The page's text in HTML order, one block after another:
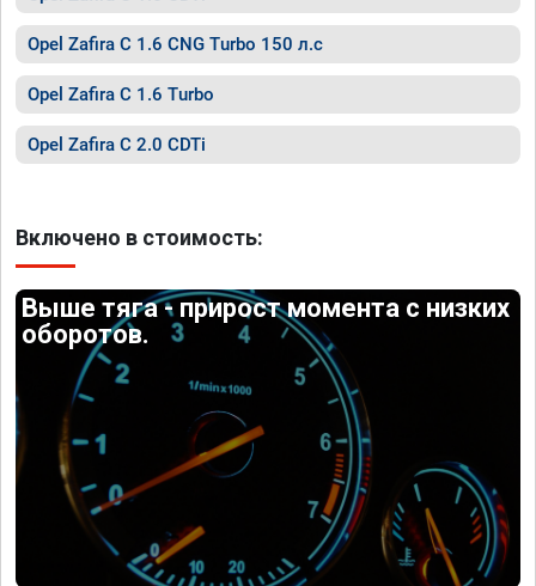
Opel Zafira C 1.6 CNG Turbo 150 л.с
Opel Zafira C 1.6 Turbo
Opel Zafira C 2.0 CDTi
Включено в стоимость:
Выше тяга - прирост момента с низких
оборотов.